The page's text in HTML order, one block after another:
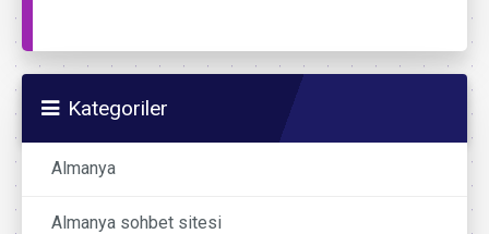
Kategoriler
Almanya
Almanya sohbet sitesi